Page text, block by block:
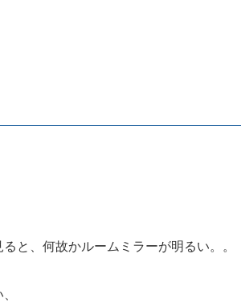
と、何故かルームミラーが明るい。。